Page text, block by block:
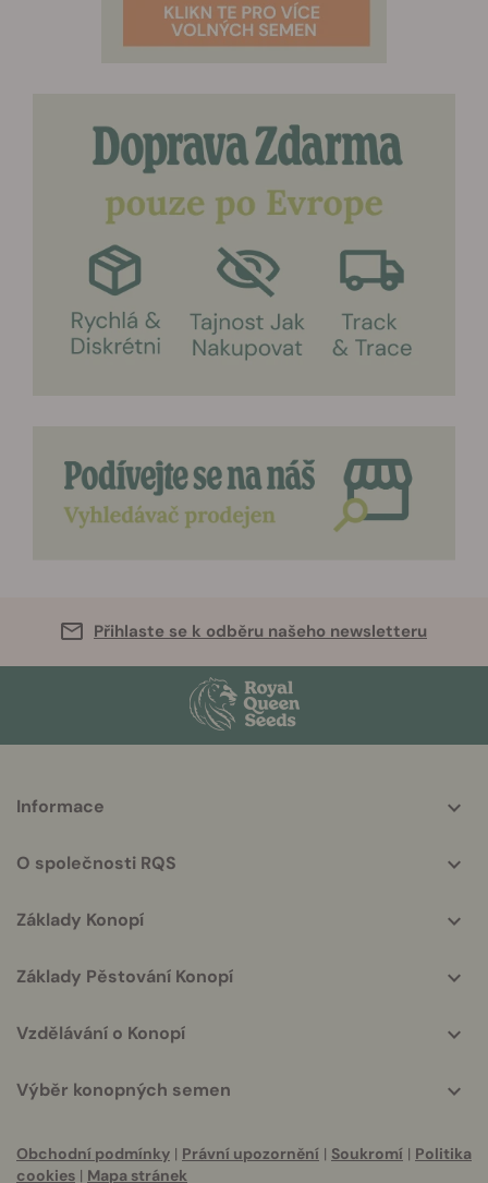
Přihlaste se k odběru našeho newsletteru
helpful
Informace
O společnosti RQS
Základy Konopí
Základy Pěstování Konopí
Vzdělávání o Konopí
Výběr konopných semen
Obchodní podmínky | Právní upozornění | Soukromí | Politika
cookies | Mapa stránek